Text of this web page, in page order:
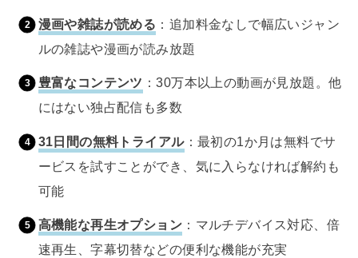
漫画や雑誌が読める ：追加料金なしで幅広いジャン
ルの雑誌や漫画が読み放題
豊富なコンテンツ ：30万本以上の動画が見放題。他
にはない独占配信も多数
31日間の無料トライアル：最初の1か月は無料でサ
ービスを試すことができ、気に入らなければ解約も
可能
高機能な再生オプション ：マルチデバイス対応、倍
速再生、字幕切替などの便利な機能が充実